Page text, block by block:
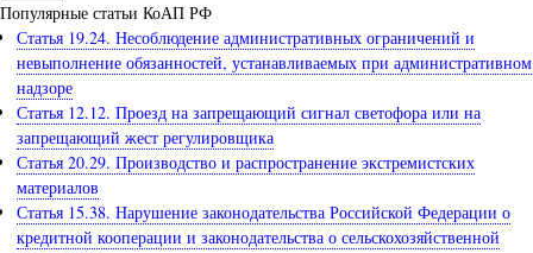
Популярные статьи КоАП РФ
Статья 19.24. Несоблюдение административных ограничений и
невыполнение обязанностей, устанавливаемых при административном
надзоре
Статья 12.12. Проезд на запрещающий сигнал светофора или на
запрещающий жест регулировщика
Статья 20.29. Производство и распространение экстремистских
материалов
Статья 15.38. Нарушение законодательства Российской Федерации о
кредитной кооперации и законодательства о сельскохозяйственной